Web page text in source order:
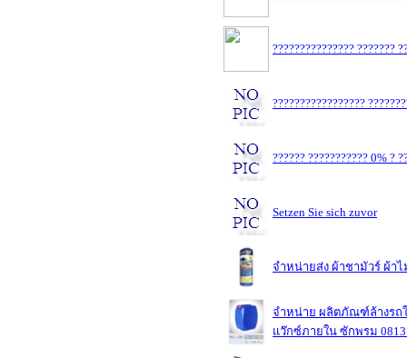
??????????????? ???????
?????????????????
?????? ??????????? 0% ?
Setzen Sie sich zuvor
จำหน่ายส่ง ผ้าชามัวร์ ผ้าไ
จำหน่าย ผลิตภัณฑ์ล้างรถ
แว๊กซ์ภายใน ซักพรม